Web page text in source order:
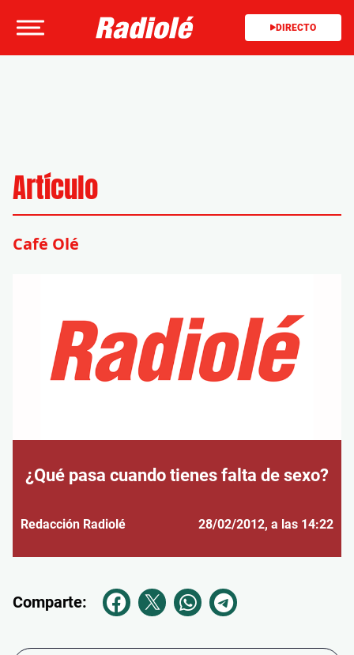
DIRECTO
Artículo
Café Olé
¿Qué pasa cuando tienes falta de sexo?
Redacción Radiolé 28/02/2012, a las 14:22
Comparte: